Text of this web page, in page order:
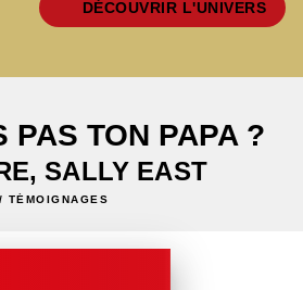
DÉCOUVRIR L'UNIVERS
PAS TON PAPA ?
,SALLY EAST
TÉMOIGNAGES